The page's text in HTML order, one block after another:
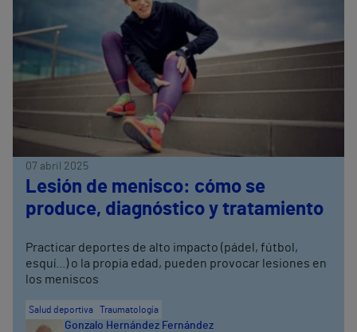
07 abril 2025
Lesión de menisco: cómo se
produce, diagnóstico y tratamiento
Practicar deportes de alto impacto (pádel, fútbol,
esquí...) o la propia edad, pueden provocar lesiones en
los meniscos
Salud deportiva Traumatología
Gonzalo Hernández Fernández